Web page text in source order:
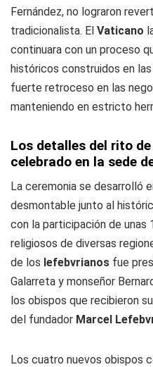
Fernández, no lograron
tradicionalista. El Vaticano
continuara con un proceso
históricos construidos en
fuerte retroceso en las
manteniendo en estricto
Los detalles del rito
celebrado en la sede
La ceremonia se desarrolló
desmontable junto al
con la participación de
religiosos de diversas
de los lefebvrianos fue
Galarreta y monseñor
los obispos que recibieron
del fundador Marcel
Los cuatro nuevos obispos